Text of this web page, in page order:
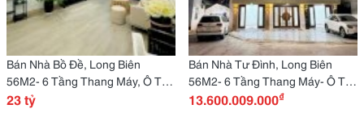
Bán Nhà Bồ Đề, Long Biên
56M2- 6 Tầng Thang Máy, Ô Tô
Tránh, Kinh Doanh Đỉnh- 23 Tỷ
23 tỷ
Bán Nhà Tư Đình, Long Biên
56M2- 6 Tầng Thang Máy- Ô Tô
Tránh Đỗ- 13.6 Tỷ
13.600.009.000₫